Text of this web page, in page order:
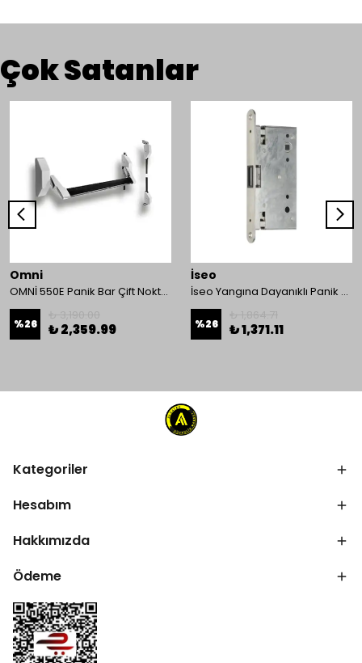
Çok Satanlar
Omni
OMNİ 550E Panik Bar Çift Nokta Yüzey Tip
%26 ₺ 2,359.99
İseo
İseo Yangına Dayanıklı Panik Fonksiyonlu Pasif Kanat İçin Gömme Kilit
%26 ₺ 1,371.11
Kategoriler
Hesabım
Hakkımızda
Ödeme